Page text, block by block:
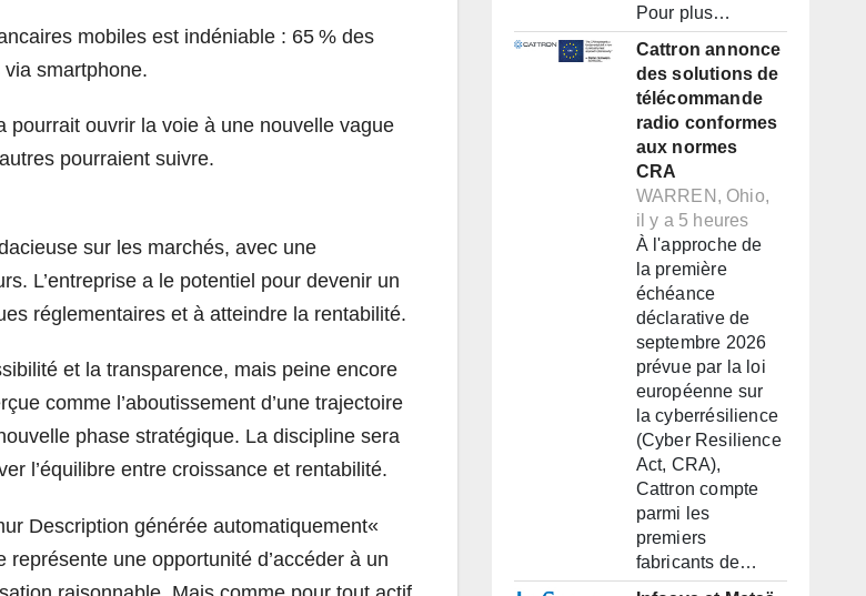
mobiles est indéniable : 65 % des
smartphone.
ouvrir la voie à une nouvelle vague
pourraient suivre.
sur les marchés, avec une
L’entreprise a le potentiel pour devenir un
réglementaires et à atteindre la rentabilité.
et la transparence, mais peine encore
comme l’aboutissement d’une trajectoire
phase stratégique. La discipline sera
l’équilibre entre croissance et rentabilité.
«
une opportunité d’accéder à un
Pour plus…
Cattron annonce
des solutions de
télécommande
radio conformes
aux normes
CRA
WARREN, Ohio,
il y a 5 heures
À l'approche de
la première
échéance
déclarative de
septembre 2026
prévue par la loi
européenne sur
la cyberrésilience
(Cyber Resilience
Act, CRA),
Cattron compte
parmi les
premiers
fabricants de…